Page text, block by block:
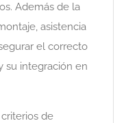
Además de la
asistencia
el correcto
su integración en
de